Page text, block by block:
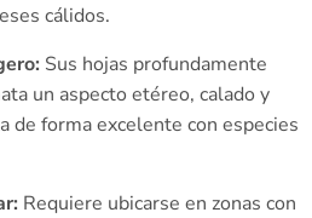
cálidos.
Sus hojas profundamente
un aspecto etéreo, calado y
de forma excelente con especies
Requiere ubicarse en zonas con